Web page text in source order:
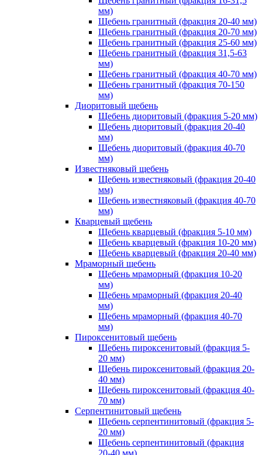
мм)
Щебень гранитный (фракция 20-40 мм)
Щебень гранитный (фракция 20-70 мм)
Щебень гранитный (фракция 25-60 мм)
Щебень гранитный (фракция 31,5-63
мм)
Щебень гранитный (фракция 40-70 мм)
Щебень гранитный (фракция 70-150
мм)
Диоритовый щебень
Щебень диоритовый (фракция 5-20 мм)
Щебень диоритовый (фракция 20-40
мм)
Щебень диоритовый (фракция 40-70
мм)
Известняковый щебень
Щебень известняковый (фракция 20-40
мм)
Щебень известняковый (фракция 40-70
мм)
Кварцевый щебень
Щебень кварцевый (фракция 5-10 мм)
Щебень кварцевый (фракция 10-20 мм)
Щебень кварцевый (фракция 20-40 мм)
Мраморный щебень
Щебень мраморный (фракция 10-20
мм)
Щебень мраморный (фракция 20-40
мм)
Щебень мраморный (фракция 40-70
мм)
Пироксенитовый щебень
Щебень пироксенитовый (фракция 5-
20 мм)
Щебень пироксенитовый (фракция 20-
40 мм)
Щебень пироксенитовый (фракция 40-
70 мм)
Серпентинитовый щебень
Щебень серпентинитовый (фракция 5-
20 мм)
Щебень серпентинитовый (фракция
20-40 мм)